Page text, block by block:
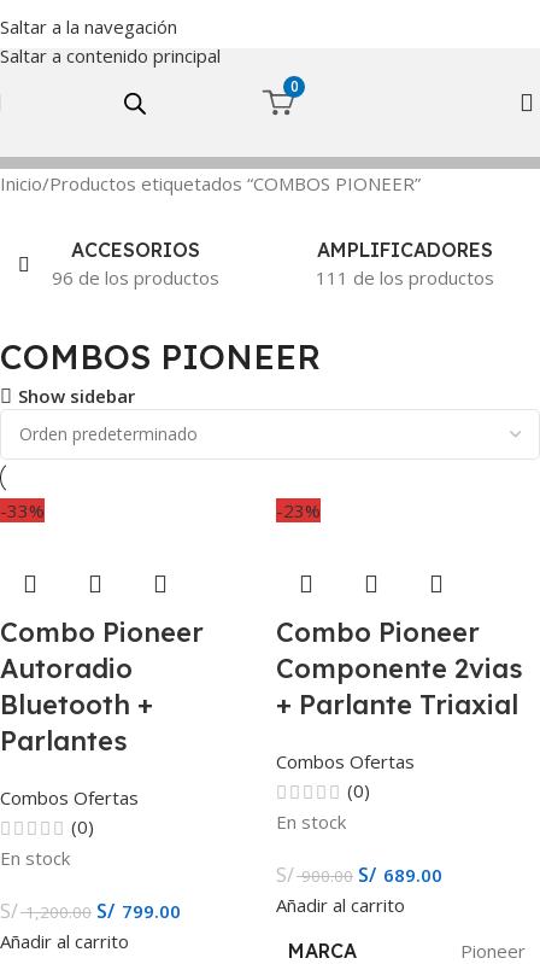
Saltar a la navegación
Saltar a contenido principal
0
Inicio Productos etiquetados “COMBOS PIONEER”
ACCESORIOS
96 de los productos
AMPLIFICADORES
111 de los productos
COMBOS PIONEER
Show sidebar
-33%
Combo Pioneer
Autoradio
Bluetooth +
Parlantes
Combos Ofertas
(0)
En stock
S/1,200.00 S/ 799.00
Añadir al carrito
-23%
Combo Pioneer
Componente 2vias
+ Parlante Triaxial
Combos Ofertas
(0)
En stock
S/900.00 S/ 689.00
Añadir al carrito
MARCA
Pioneer